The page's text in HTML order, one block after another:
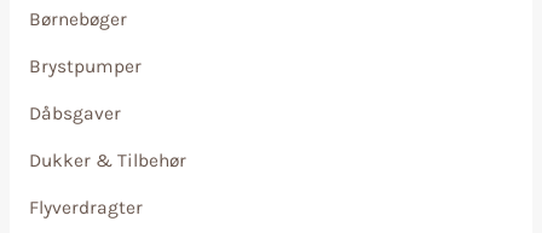
Børnebøger
Brystpumper
Dåbsgaver
Dukker & Tilbehør
Flyverdragter